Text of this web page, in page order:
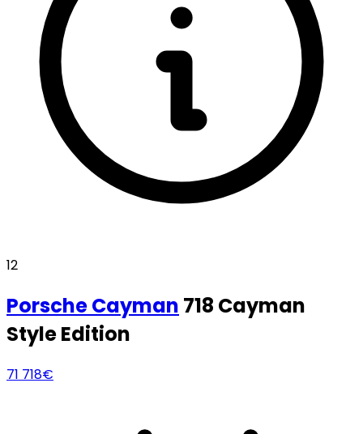
12
PorscheCayman 718 Cayman
Style Edition
71 718€